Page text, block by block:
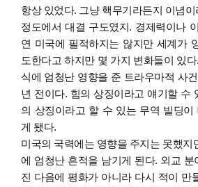
항상 있었다. 그냥 핵무기라든지 이념
정도에서 대결 구도였지. 경제력이나
연 미국에 필적하지는 않지만 세계가
도한다고 하지만 몇 가지 변화들이 있
식에 엄청난 영향을 준 트라우마적 사
년 전이다. 힘의 상징이라고 얘기할 수
의 상징이라고 할 수 있는 무역 빌딩이
게 됐다.
미국의 국력에는 영향을 주지는 못했지
에 엄청난 흔적을 남기게 된다. 외교 분
진 다음에 평화가 아니라 다시 적이 만